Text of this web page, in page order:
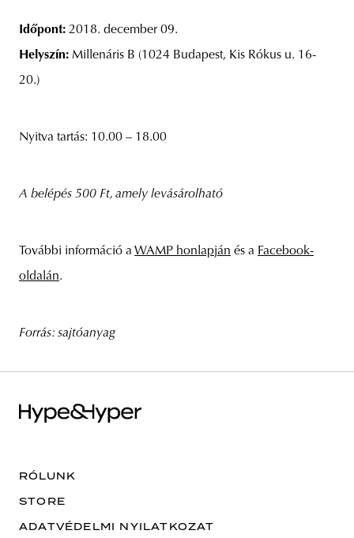
Időpont: 2018. december 09.
Helyszín: Millenáris B (1024 Budapest, Kis Rókus u. 16-
20.)
Nyitva tartás: 10.00 – 18.00
A belépés 500 Ft, amely levásárolható
További információ aWAMP honlapján és a Facebook-
oldalán.
Forrás: sajtóanyag
RÓLUNK
STORE
ADATVÉDELMI NYILATKOZAT